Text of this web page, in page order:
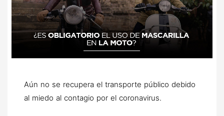
Aún no se recupera el transporte público debido
al miedo al contagio por el coronavirus.